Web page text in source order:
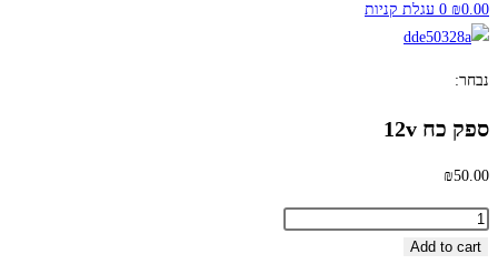
₪0.00
0 עגלת קניות
נבחר:
ספק כח 12v
₪50.00
ספק
Add to cart